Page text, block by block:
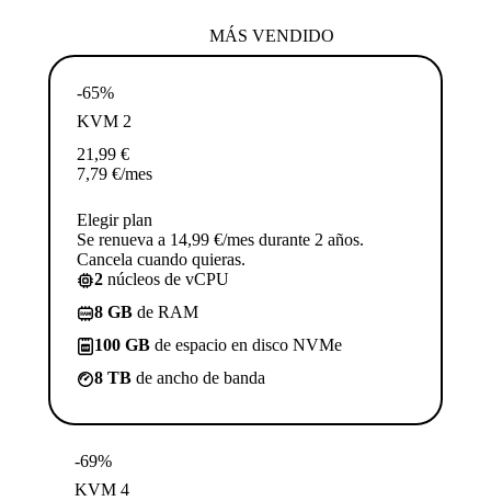
MÁS VENDIDO
-65%
KVM 2
21,99 €
7,79 €/mes
Elegir plan
Se renueva a 14,99 €/mes durante 2 años.
Cancela cuando quieras.
2 núcleos de vCPU
8 GB de RAM
100 GB de espacio en disco NVMe
8 TB de ancho de banda
-69%
KVM 4